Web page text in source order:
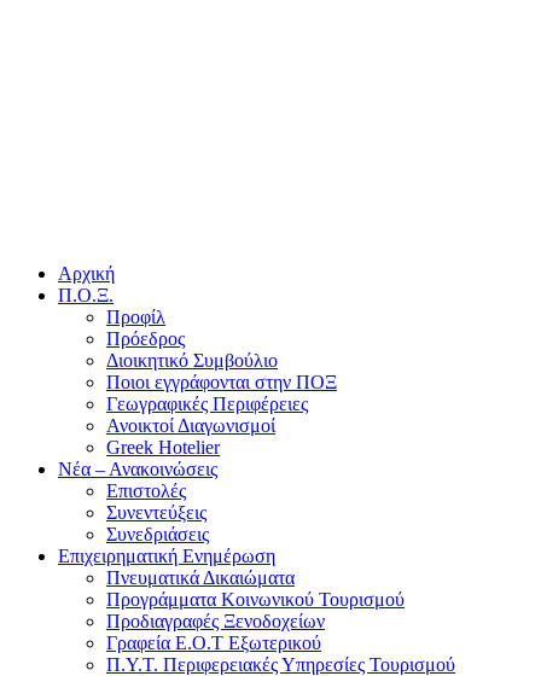
Αρχική
Π.Ο.Ξ.
Προφίλ
Πρόεδρος
Διοικητικό Συμβούλιο
Ποιοι εγγράφονται στην ΠΟΞ
Γεωγραφικές Περιφέρειες
Ανοικτοί Διαγωνισμoί
Greek Hotelier
Νέα – Ανακοινώσεις
Επιστολές
Συνεντεύξεις
Συνεδριάσεις
Επιχειρηματική Ενημέρωση
Πνευματικά Δικαιώματα
Προγράμματα Κοινωνικού Τουρισμού
Προδιαγραφές Ξενοδοχείων
Γραφεία Ε.Ο.Τ Εξωτερικού
Π.Υ.Τ. Περιφερειακές Υπηρεσίες Τουρισμού